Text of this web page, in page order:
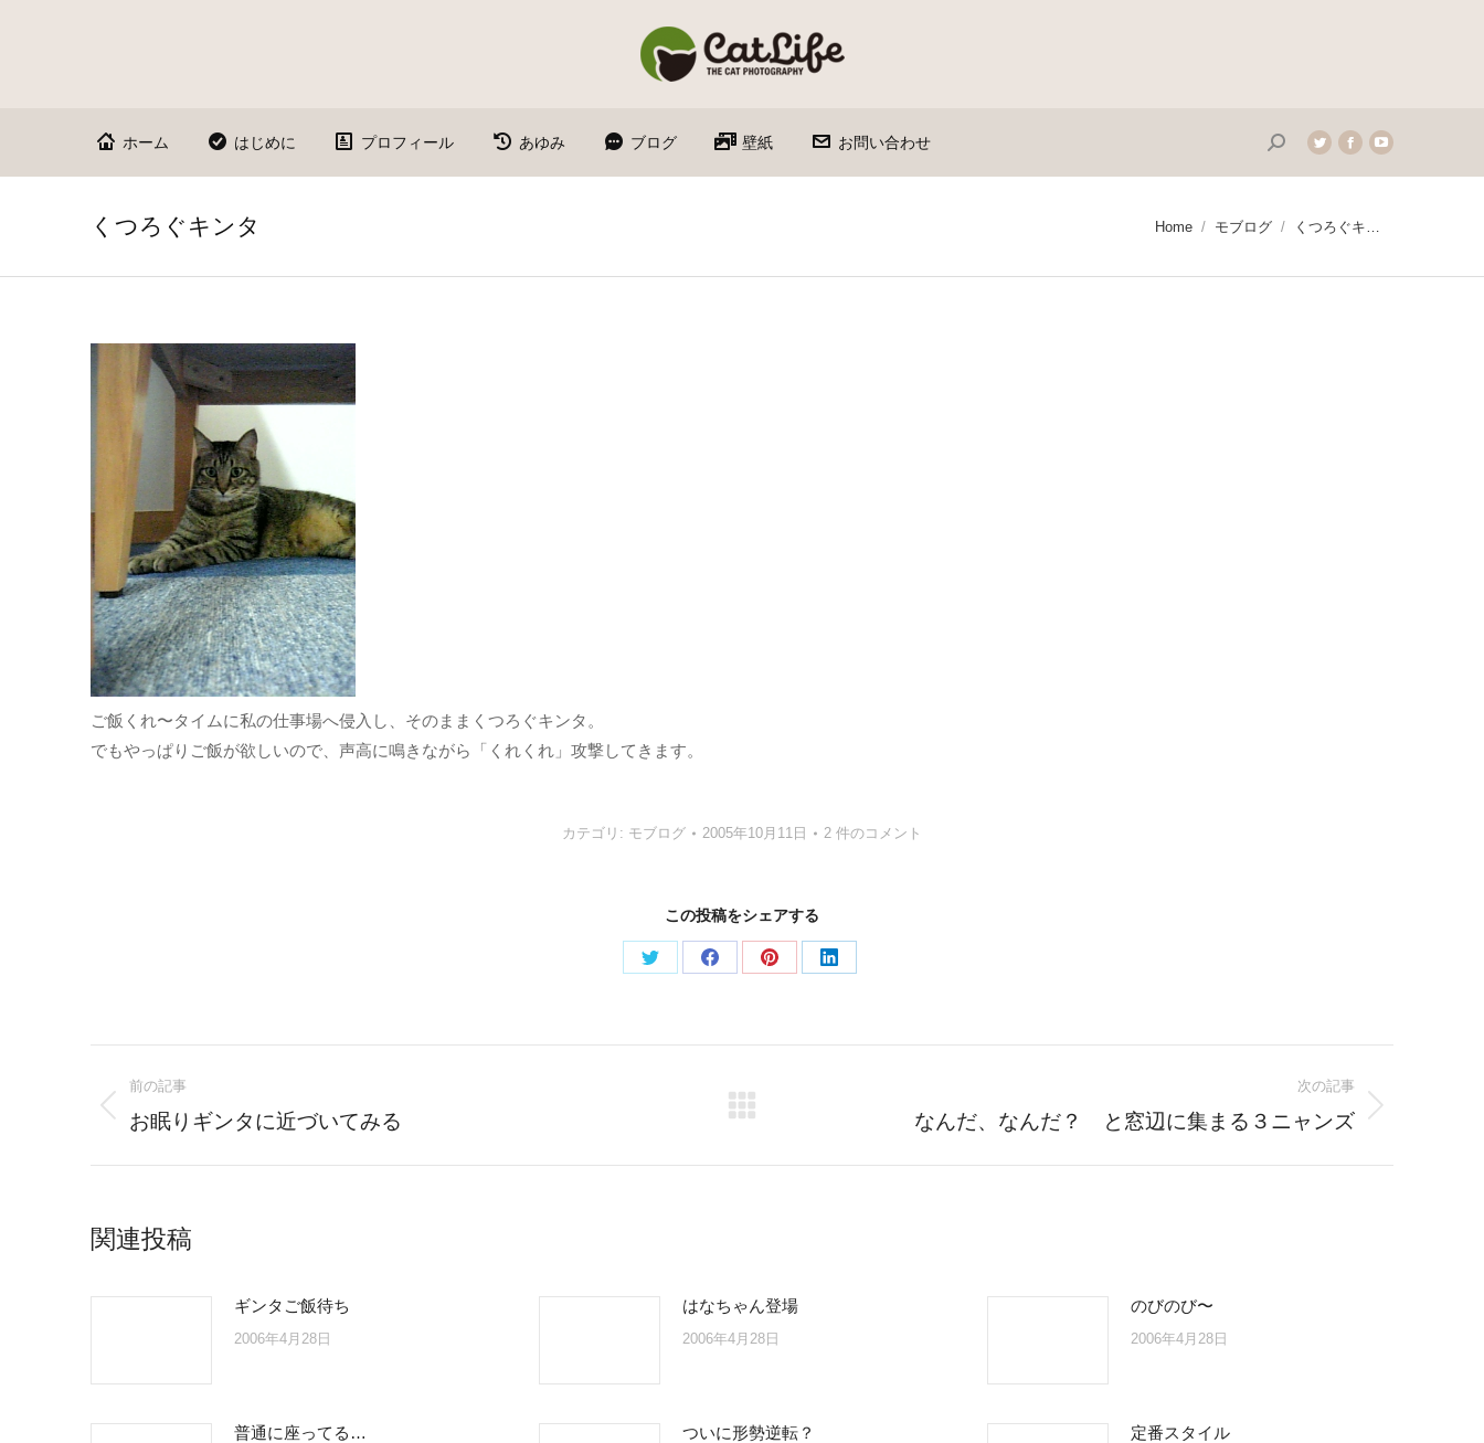
ホーム はじめに プロフィール あゆみ ブログ 壁紙 お問い合わせ Search:Twitter
page
in
window
Facebook
page
in
window
YouTube
page
window
くつろぐキンタ You are here:
Home モブログ くつろぐキ…
ご飯くれ〜タイムに私の仕事場へ侵入し、そのままくつろぐキンタ。
でもやっぱりご飯が欲しいので、声高に鳴きながら「くれくれ」攻撃してきます。
カテゴリ: モブログ 2005年10月11日 2 件のコメント
この投稿をシェアする
Share
Share
Share
Share
navigation
前の記事
Previous
お眠りギンタに近づいてみる
次の記事
なんだ、なんだ？ と窓辺に集まる３ニャンズ
関連投稿
ギンタご飯待ち
2006年4月28日
はなちゃん登場
2006年4月28日
のびのび〜
2006年4月28日
普通に座ってる… ついに形勢逆転？ 定番スタイル